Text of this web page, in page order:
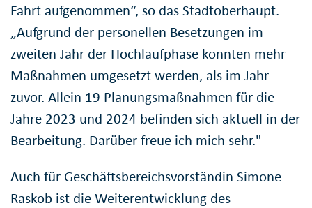
Fahrt aufgenommen“, so das Stadtoberhaupt.
„Aufgrund der personellen Besetzungen im
zweiten Jahr der Hochlaufphase konnten mehr
Maßnahmen umgesetzt werden, als im Jahr
zuvor. Allein 19 Planungsmaßnahmen für die
Jahre 2023 und 2024 befinden sich aktuell in der
Bearbeitung. Darüber freue ich mich sehr."
Auch für Geschäftsbereichsvorständin Simone
Raskob ist die Weiterentwicklung des